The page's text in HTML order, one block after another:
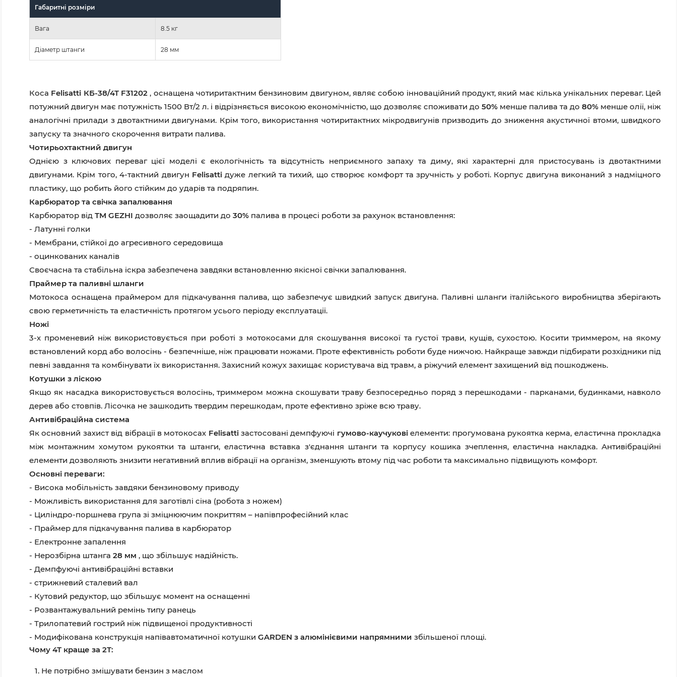
Габаритні розміри
Вага 8.5 кг
Діаметр штанги 28 мм
Коса Felisatti КБ-38/4Т F31202 , оснащена чотиритактним бензиновим двигуном, являє собою інноваційний продукт, який має кілька унікальних переваг. Цей
потужний двигун має потужність 1500 Вт/2 л. і відрізняється високою економічністю, що дозволяє споживати до 50% менше палива та до 80% менше олії, ніж
аналогічні прилади з двотактними двигунами. Крім того, використання чотиритактних мікродвигунів призводить до зниження акустичної втоми, швидкого
запуску та значного скорочення витрати палива.
Чотирьохтактний двигун
Однією з ключових переваг цієї моделі є екологічність та відсутність неприємного запаху та диму, які характерні для пристосувань із двотактними
двигунами. Крім того, 4-тактний двигун Felisattiдуже легкий та тихий, що створює комфорт та зручність у роботі. Корпус двигуна виконаний з надміцного
пластику, що робить його стійким до ударів та подряпин.
Карбюратор та свічка запалювання
Карбюратор від ТМ GEZHI дозволяє заощадити до 30% палива в процесі роботи за рахунок встановлення:
- Латунні голки
- Мембрани, стійкої до агресивного середовища
- оцинкованих каналів
Своєчасна та стабільна іскра забезпечена завдяки встановленню якісної свічки запалювання.
Праймер та паливні шланги
Мотокоса оснащена праймером для підкачування палива, що забезпечує швидкий запуск двигуна. Паливні шланги італійського виробництва зберігають
свою герметичність та еластичність протягом усього періоду експлуатації.
Ножі
3-х променевий ніж використовується при роботі з мотокосами для скошування високої та густої трави, кущів, сухостою. Косити триммером, на якому
встановлений корд або волосінь - безпечніше, ніж працювати ножами. Проте ефективність роботи буде нижчою. Найкраще завжди підбирати розхідники під
певні завдання та комбінувати їх використання. Захисний кожух захищає користувача від травм, а ріжучий елемент захищений від пошкоджень.
Котушки з ліскою
Якщо як насадка використовується волосінь, триммером можна скошувати траву безпосередньо поряд з перешкодами - парканами, будинками, навколо
дерев або стовпів. Лісочка не зашкодить твердим перешкодам, проте ефективно зріже всю траву.
Антивібраційна система
Як основний захист від вібрації в мотокосах Felіsattiзастосовані демпфуючі гумово-каучуковіелементи: прогумована рукоятка керма, еластична прокладка
між монтажним хомутом рукоятки та штанги, еластична вставка з'єднання штанги та корпусу кошика зчеплення, еластична накладка. Антивібраційні
елементи дозволяють знизити негативний вплив вібрації на організм, зменшують втому під час роботи та максимально підвищують комфорт.
Основні переваги:
- Висока мобільність завдяки бензиновому приводу
- Можливість використання для заготівлі сіна (робота з ножем)
- Циліндро-поршнева група зі зміцнюючим покриттям – напівпрофесійний клас
- Праймер для підкачування палива в карбюратор
- Електронне запалення
- Нерозбірна штанга 28 мм , що збільшує надійність.
- Демпфуючі антивібраційні вставки
- стрижневий сталевий вал
- Кутовий редуктор, що збільшує момент на оснащенні
- Розвантажувальний ремінь типу ранець
- Трилопатевий гострий ніж підвищеної продуктивності
- Модифікована конструкція напівавтоматичної котушки GARDEN з алюмінієвими напрямними збільшеної площі.
Чому 4Т краще за 2Т:
Не потрібно змішувати бензин з маслом